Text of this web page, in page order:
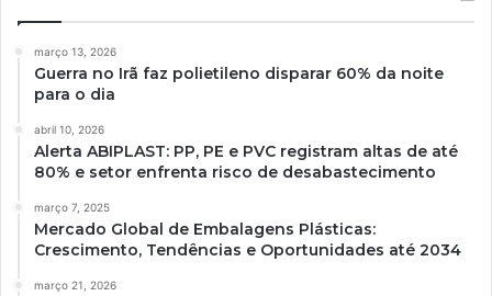
março 13, 2026
Guerra no Irã faz polietileno disparar 60% da noite
para o dia
abril 10, 2026
Alerta ABIPLAST: PP, PE e PVC registram altas de até
80% e setor enfrenta risco de desabastecimento
março 7, 2025
Mercado Global de Embalagens Plásticas:
Crescimento, Tendências e Oportunidades até 2034
março 21, 2026